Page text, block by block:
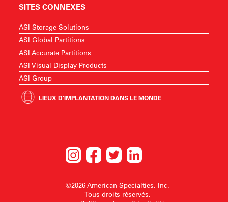
SITES CONNEXES
ASI Storage Solutions
ASI Global Partitions
ASI Accurate Partitions
ASI Visual Display Products
ASI Group
LIEUX D'IMPLANTATION DANS LE MONDE
©2026 American Specialties, Inc.
Tous droits réservés.